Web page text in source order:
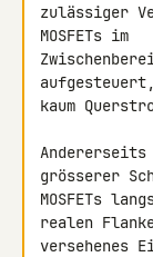
zulässiger
MOSFETs im
kaum
Andererseits
grösserer
MOSFETs
realen
versehenes